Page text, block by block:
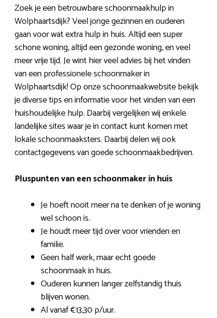
Zoek je een betrouwbare schoonmaakhulp in
Wolphaartsdijk? Veel jonge gezinnen en ouderen
gaan voor wat extra hulp in huis. Altijd een super
schone woning, altijd een gezonde woning, en veel
meer vrije tijd. Je wint hier veel advies bij het vinden
van een professionele schoonmaker in
Wolphaartsdijk! Op onze schoonmaakwebsite bekijk
je diverse tips en informatie voor het vinden van een
huishoudelijke hulp. Daarbij vergelijken wij enkele
landelijke sites waar je in contact kunt komen met
lokale schoonmaaksters. Daarbij delen wij ook
contactgegevens van goede schoonmaakbedrijven.
Pluspunten van een schoonmaker in huis
Je hoeft nooit meer na te denken of je woning
wel schoon is.
Je houdt meer tijd over voor vrienden en
familie.
Geen half werk, maar echt goede
schoonmaak in huis.
Ouderen kunnen langer zelfstandig thuis
blijven wonen.
Al vanaf €13,30 p/uur.